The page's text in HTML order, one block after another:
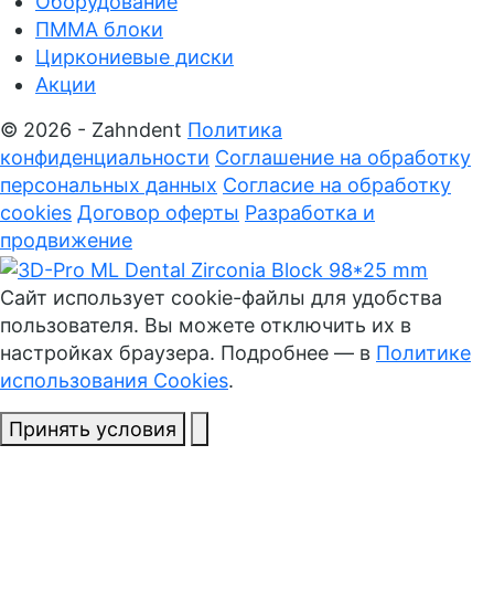
ПММА блоки
Циркониевые диски
Акции
© 2026 - Zahndent Политика
конфиденциальности Соглашение на обработку
персональных данных Согласие на обработку
cookies Договор оферты Разработка и
продвижение
Сайт использует cookie-файлы для удобства
пользователя. Вы можете отключить их в
настройках браузера. Подробнее — в Политике
использования Cookies.
Принять условия